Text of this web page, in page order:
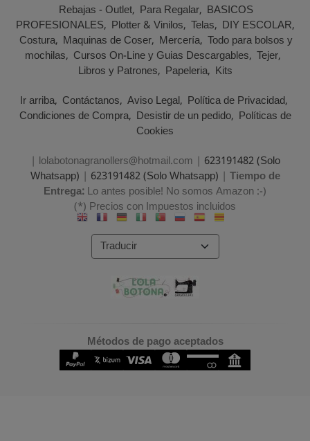
Rebajas - Outlet Para Regalar BASICOS
PROFESIONALES Plotter & Vinilos Telas DIY ESCOLAR
Costura Maquinas de Coser Mercería Todo para bolsos y
mochilas Cursos On-Line y Guias Descargables Tejer
Libros y Patrones Papeleria Kits
Ir arriba Contáctanos Aviso Legal Política de Privacidad
Condiciones de Compra Desistir de un pedido Políticas de
Cookies
| lolabotonagranollers@hotmail.com | 623191482 (Solo
Whatsapp) | 623191482 (Solo Whatsapp) | Tiempo de
Entrega:Lo antes posible! No somos Amazon :-)
(*) Precios con Impuestos incluidos
Métodos de pago aceptados